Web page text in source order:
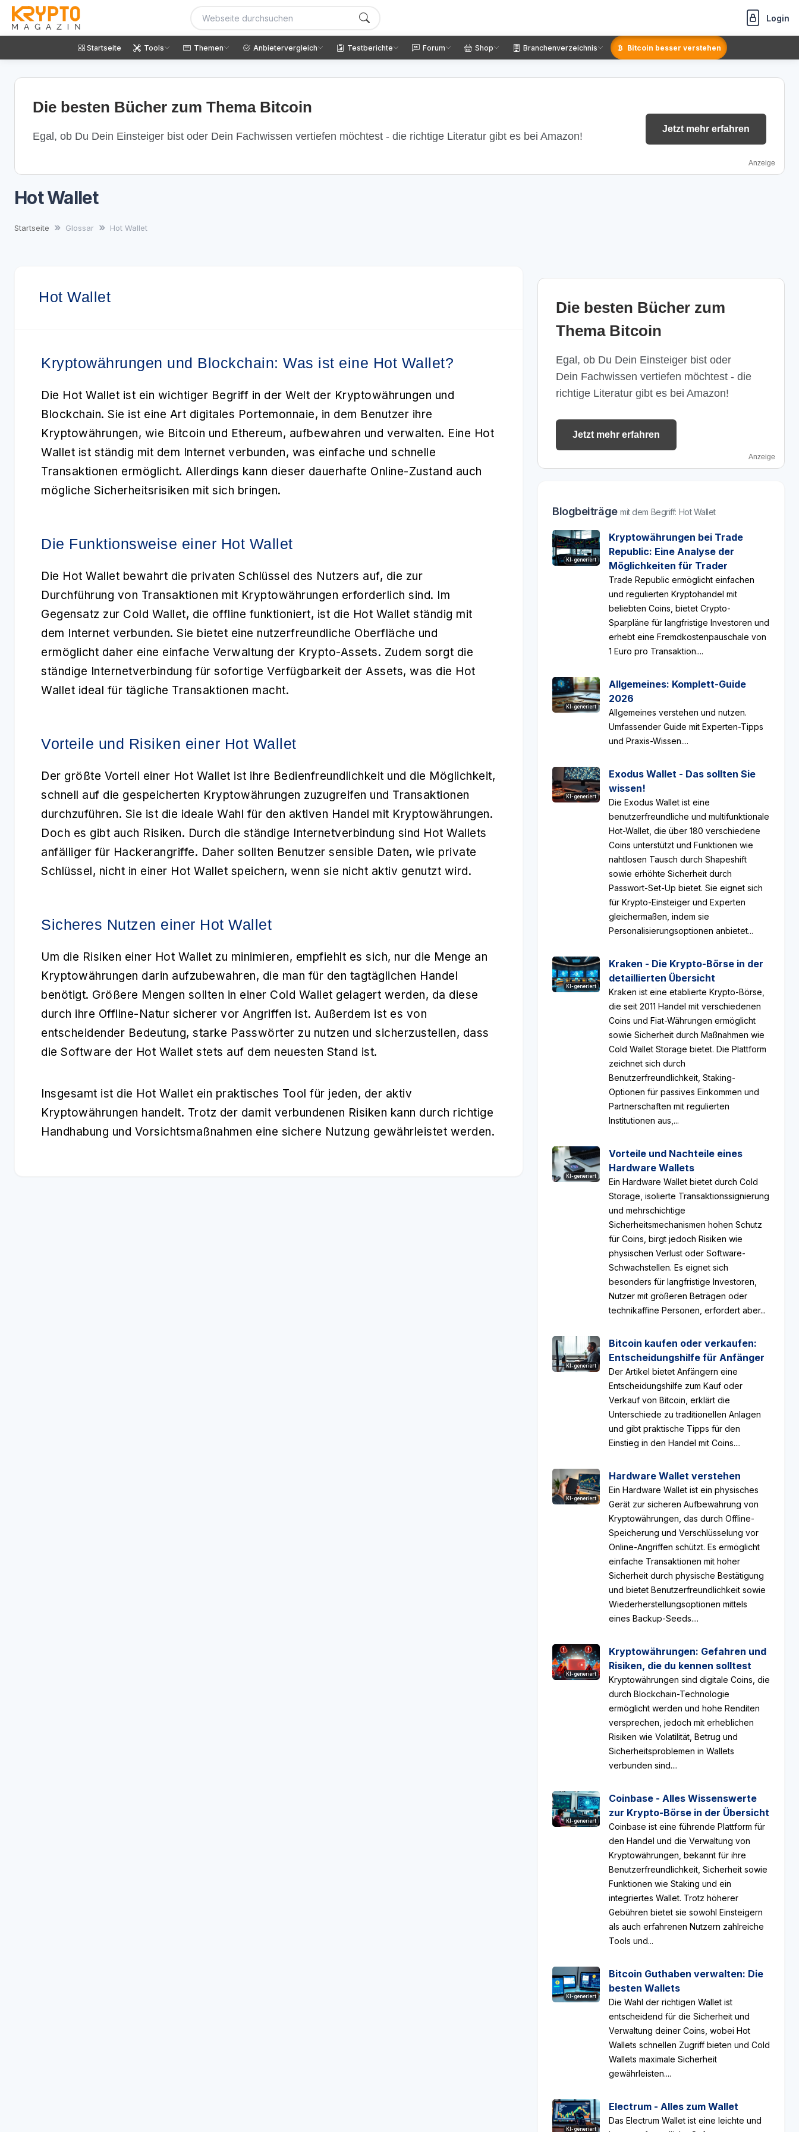
Login
Startseite Tools Themen Anbietervergleich Testberichte Forum Shop Branchenverzeichnis Bitcoin besser verstehen
Die besten Bücher zum Thema Bitcoin
Egal, ob Du Dein Einsteiger bist oder Dein Fachwissen vertiefen möchtest - die richtige Literatur gibt es bei Amazon!
Jetzt mehr erfahren
Anzeige
Hot Wallet
Startseite Glossar Hot Wallet
Hot Wallet
Kryptowährungen und Blockchain: Was ist eine Hot Wallet?
Die Hot Wallet ist ein wichtiger Begriff in der Welt der Kryptowährungen und
Blockchain. Sie ist eine Art digitales Portemonnaie, in dem Benutzer ihre
Kryptowährungen, wie Bitcoin und Ethereum, aufbewahren und verwalten. Eine Hot
Wallet ist ständig mit dem Internet verbunden, was einfache und schnelle
Transaktionen ermöglicht. Allerdings kann dieser dauerhafte Online-Zustand auch
mögliche Sicherheitsrisiken mit sich bringen.
Die Funktionsweise einer Hot Wallet
Die Hot Wallet bewahrt die privaten Schlüssel des Nutzers auf, die zur
Durchführung von Transaktionen mit Kryptowährungen erforderlich sind. Im
Gegensatz zur Cold Wallet, die offline funktioniert, ist die Hot Wallet ständig mit
dem Internet verbunden. Sie bietet eine nutzerfreundliche Oberfläche und
ermöglicht daher eine einfache Verwaltung der Krypto-Assets. Zudem sorgt die
ständige Internetverbindung für sofortige Verfügbarkeit der Assets, was die Hot
Wallet ideal für tägliche Transaktionen macht.
Vorteile und Risiken einer Hot Wallet
Der größte Vorteil einer Hot Wallet ist ihre Bedienfreundlichkeit und die Möglichkeit,
schnell auf die gespeicherten Kryptowährungen zuzugreifen und Transaktionen
durchzuführen. Sie ist die ideale Wahl für den aktiven Handel mit Kryptowährungen.
Doch es gibt auch Risiken. Durch die ständige Internetverbindung sind Hot Wallets
anfälliger für Hackerangriffe. Daher sollten Benutzer sensible Daten, wie private
Schlüssel, nicht in einer Hot Wallet speichern, wenn sie nicht aktiv genutzt wird.
Sicheres Nutzen einer Hot Wallet
Um die Risiken einer Hot Wallet zu minimieren, empfiehlt es sich, nur die Menge an
Kryptowährungen darin aufzubewahren, die man für den tagtäglichen Handel
benötigt. Größere Mengen sollten in einer Cold Wallet gelagert werden, da diese
durch ihre Offline-Natur sicherer vor Angriffen ist. Außerdem ist es von
entscheidender Bedeutung, starke Passwörter zu nutzen und sicherzustellen, dass
die Software der Hot Wallet stets auf dem neuesten Stand ist.
Insgesamt ist die Hot Wallet ein praktisches Tool für jeden, der aktiv
Kryptowährungen handelt. Trotz der damit verbundenen Risiken kann durch richtige
Handhabung und Vorsichtsmaßnahmen eine sichere Nutzung gewährleistet werden.
Die besten Bücher zum
Thema Bitcoin
Egal, ob Du Dein Einsteiger bist oder
Dein Fachwissen vertiefen möchtest - die
richtige Literatur gibt es bei Amazon!
Jetzt mehr erfahren
Anzeige
Blogbeiträgemit dem Begriff: Hot Wallet
KI-generiert
Kryptowährungen bei Trade
Republic: Eine Analyse der
Möglichkeiten für Trader
Trade Republic ermöglicht einfachen
und regulierten Kryptohandel mit
beliebten Coins, bietet Crypto-
Sparpläne für langfristige Investoren und
erhebt eine Fremdkostenpauschale von
1 Euro pro Transaktion....
KI-generiert
Allgemeines: Komplett-Guide
2026
Allgemeines verstehen und nutzen.
Umfassender Guide mit Experten-Tipps
und Praxis-Wissen....
KI-generiert
Exodus Wallet - Das sollten Sie
wissen!
Die Exodus Wallet ist eine
benutzerfreundliche und multifunktionale
Hot-Wallet, die über 180 verschiedene
Coins unterstützt und Funktionen wie
nahtlosen Tausch durch Shapeshift
sowie erhöhte Sicherheit durch
Passwort-Set-Up bietet. Sie eignet sich
für Krypto-Einsteiger und Experten
gleichermaßen, indem sie
Personalisierungsoptionen anbietet...
KI-generiert
Kraken - Die Krypto-Börse in der
detaillierten Übersicht
Kraken ist eine etablierte Krypto-Börse,
die seit 2011 Handel mit verschiedenen
Coins und Fiat-Währungen ermöglicht
sowie Sicherheit durch Maßnahmen wie
Cold Wallet Storage bietet. Die Plattform
zeichnet sich durch
Benutzerfreundlichkeit, Staking-
Optionen für passives Einkommen und
Partnerschaften mit regulierten
Institutionen aus,...
KI-generiert
Vorteile und Nachteile eines
Hardware Wallets
Ein Hardware Wallet bietet durch Cold
Storage, isolierte Transaktionssignierung
und mehrschichtige
Sicherheitsmechanismen hohen Schutz
für Coins, birgt jedoch Risiken wie
physischen Verlust oder Software-
Schwachstellen. Es eignet sich
besonders für langfristige Investoren,
Nutzer mit größeren Beträgen oder
technikaffine Personen, erfordert aber...
KI-generiert
Bitcoin kaufen oder verkaufen:
Entscheidungshilfe für Anfänger
Der Artikel bietet Anfängern eine
Entscheidungshilfe zum Kauf oder
Verkauf von Bitcoin, erklärt die
Unterschiede zu traditionellen Anlagen
und gibt praktische Tipps für den
Einstieg in den Handel mit Coins....
KI-generiert
Hardware Wallet verstehen
Ein Hardware Wallet ist ein physisches
Gerät zur sicheren Aufbewahrung von
Kryptowährungen, das durch Offline-
Speicherung und Verschlüsselung vor
Online-Angriffen schützt. Es ermöglicht
einfache Transaktionen mit hoher
Sicherheit durch physische Bestätigung
und bietet Benutzerfreundlichkeit sowie
Wiederherstellungsoptionen mittels
eines Backup-Seeds....
KI-generiert
Kryptowährungen: Gefahren und
Risiken, die du kennen solltest
Kryptowährungen sind digitale Coins, die
durch Blockchain-Technologie
ermöglicht werden und hohe Renditen
versprechen, jedoch mit erheblichen
Risiken wie Volatilität, Betrug und
Sicherheitsproblemen in Wallets
verbunden sind....
KI-generiert
Coinbase - Alles Wissenswerte
zur Krypto-Börse in der Übersicht
Coinbase ist eine führende Plattform für
den Handel und die Verwaltung von
Kryptowährungen, bekannt für ihre
Benutzerfreundlichkeit, Sicherheit sowie
Funktionen wie Staking und ein
integriertes Wallet. Trotz höherer
Gebühren bietet sie sowohl Einsteigern
als auch erfahrenen Nutzern zahlreiche
Tools und...
KI-generiert
Bitcoin Guthaben verwalten: Die
besten Wallets
Die Wahl der richtigen Wallet ist
entscheidend für die Sicherheit und
Verwaltung deiner Coins, wobei Hot
Wallets schnellen Zugriff bieten und Cold
Wallets maximale Sicherheit
gewährleisten....
KI-generiert
Electrum - Alles zum Wallet
Das Electrum Wallet ist eine leichte und